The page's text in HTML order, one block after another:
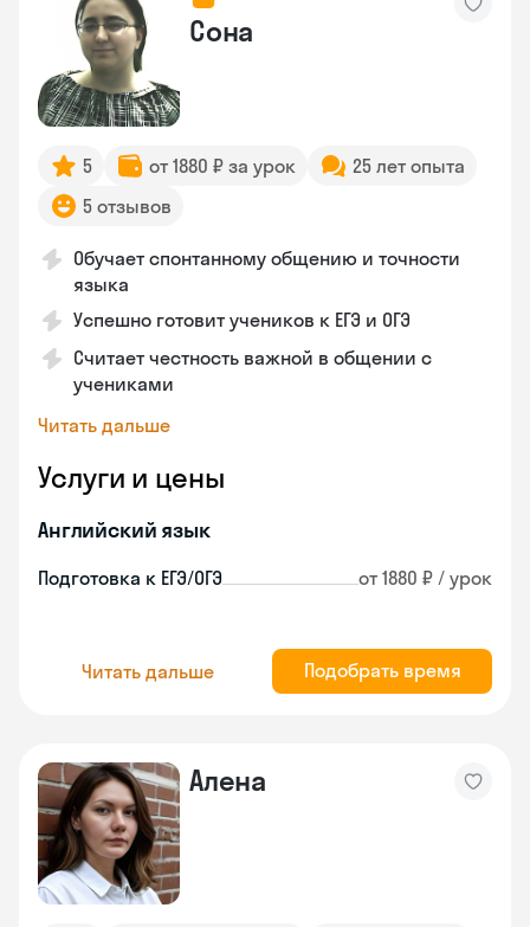
Сона
5 от 1880 ₽ за урок
25 лет опыта
5 отзывов
Обучает спонтанному общению и точности
языка
Успешно готовит учеников к ЕГЭ и ОГЭ
Считает честность важной в общении с
учениками
Читать дальше
Услуги и цены
Английский язык
Подготовка к ЕГЭ/ОГЭ от 1880 ₽ / урок
Читать дальше Подобрать время
Алена